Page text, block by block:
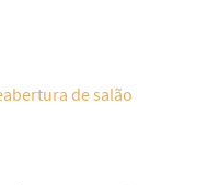
de salão